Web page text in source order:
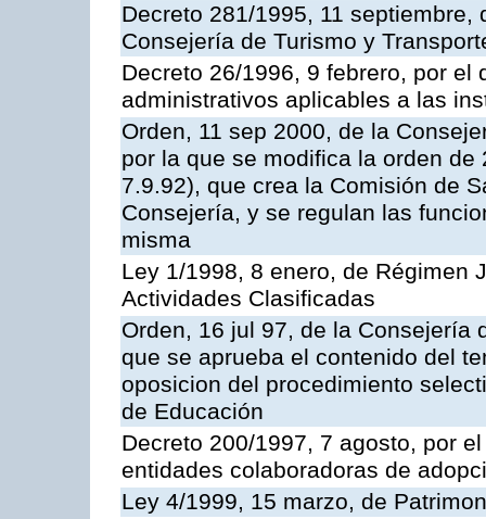
Decreto 281/1995, 11
Consejería de Turismo y
Decreto 26/1996, 9 febrero, por
administrativos aplicables a las
Orden, 11 sep 2000, de la
por la que se modifica la orden
7.9.92), que crea la Comisión de
Consejería, y se regulan las
misma
Ley 1/1998, 8 enero, de Régimen
Actividades Clasificadas
Orden, 16 jul 97, de la Consejería
que se aprueba el contenido del
oposicion del procedimiento
de Educación
Decreto 200/1997, 7 agosto, por
entidades colaboradoras de
Ley 4/1999, 15 marzo, de